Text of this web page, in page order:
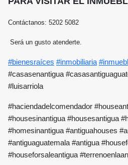
Contáctanos: 5202 5082
Será un gusto atenderte.
#bienesraíces #inmobiliaria
#casasenantigua
#luisarriola
#haciendadelcomendador
#housesinantigua #housesantigua
#homesinantigua #antiguahouses
#antiguaguatemala #antigua
#houseforsaleantigua